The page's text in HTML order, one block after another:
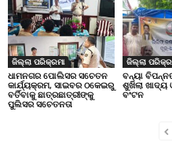
ଜିଲ୍ଲା ପରିକ୍ରମା
ଧାମନଗର ପୋଲିସର ସଚେତନ
କାର୍ଯ୍ୟକ୍ରମ, ସାଇବର ଠକେଇରୁ
ବର୍ତିବାକୁ ଛାତ୍ରଛାତ୍ରୀଙ୍କୁ
ପୁଲିସର ସଚେତନତା
ଜିଲ୍ଲା
ବନ୍ୟା
ଶୁଖିଲା ଖାଦ୍ୟ
ବଂଟନ